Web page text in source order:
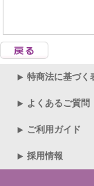
特商法に基づく
よくあるご質問
ご利用ガイド
採用情報